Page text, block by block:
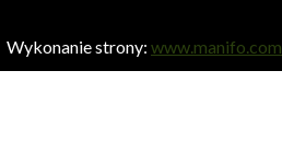
Wykonanie strony: www.manifo.com